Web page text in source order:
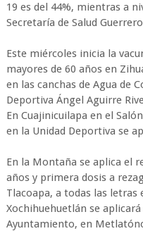
19 es del 44%, mientras a
Secretaría de Salud
Este miércoles inicia la
mayores de 60 años en
en las canchas de Agua de
Deportiva Ángel Aguirre
En Cuajinicuilapa en el
en la Unidad Deportiva se
En la Montaña se aplica el
años y primera dosis a
Tlacoapa, a todas las
Xochihuehuetlán se
Ayuntamiento, en